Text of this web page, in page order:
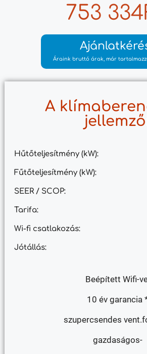
753
Áraink bruttó árak, már
A
Hűtőteljesítmény (kW):
Fűtőteljesítmény (kW):
SEER / SCOP:
Tarifa:
Wi-fi csatlakozás:
Jótállás:
Beépített Wifi-
10 év garancia
szupercsendes
gazdaságos-